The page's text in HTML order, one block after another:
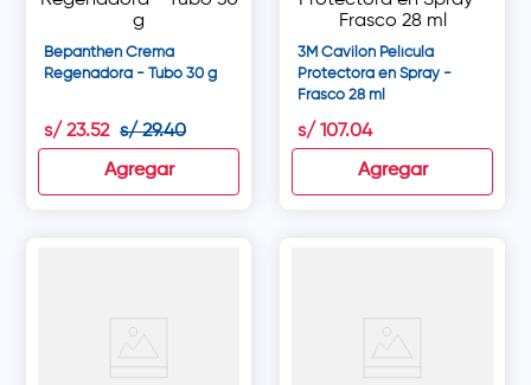
Bepanthen Crema
Regenadora - Tubo 30 g
s/ 23.52 s/ 29.40
Agregar
3M Cavilon Película
Protectora en Spray -
Frasco 28 ml
s/ 107.04
Agregar